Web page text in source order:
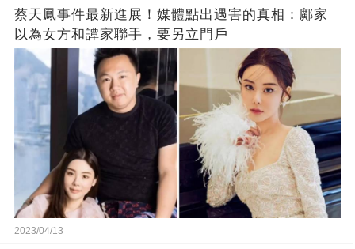
蔡天鳳事件最新進展！媒體點出遇害的真相：鄺家
以為女方和譚家聯手，要另立門戶
2023/04/13